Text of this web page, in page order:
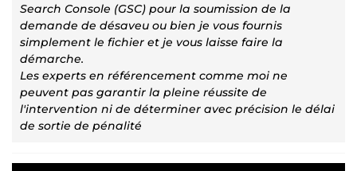
Search Console (GSC) pour la soumission de la
demande de désaveu ou bien je vous fournis
simplement le fichier et je vous laisse faire la
démarche.
Les experts en référencement comme moi ne
peuvent pas garantir la pleine réussite de
l'intervention ni de déterminer avec précision le délai
de sortie de pénalité